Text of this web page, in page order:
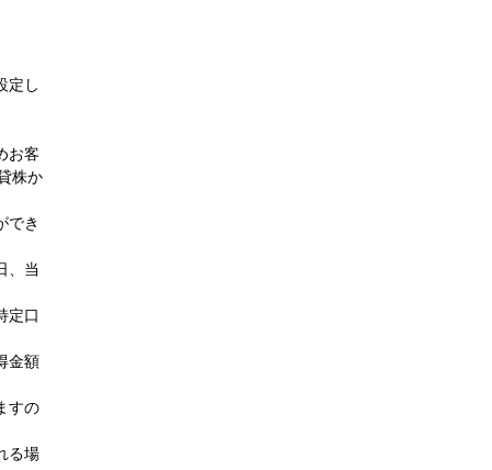
定し
お客
株か
でき
、当
定口
金額
すの
る場